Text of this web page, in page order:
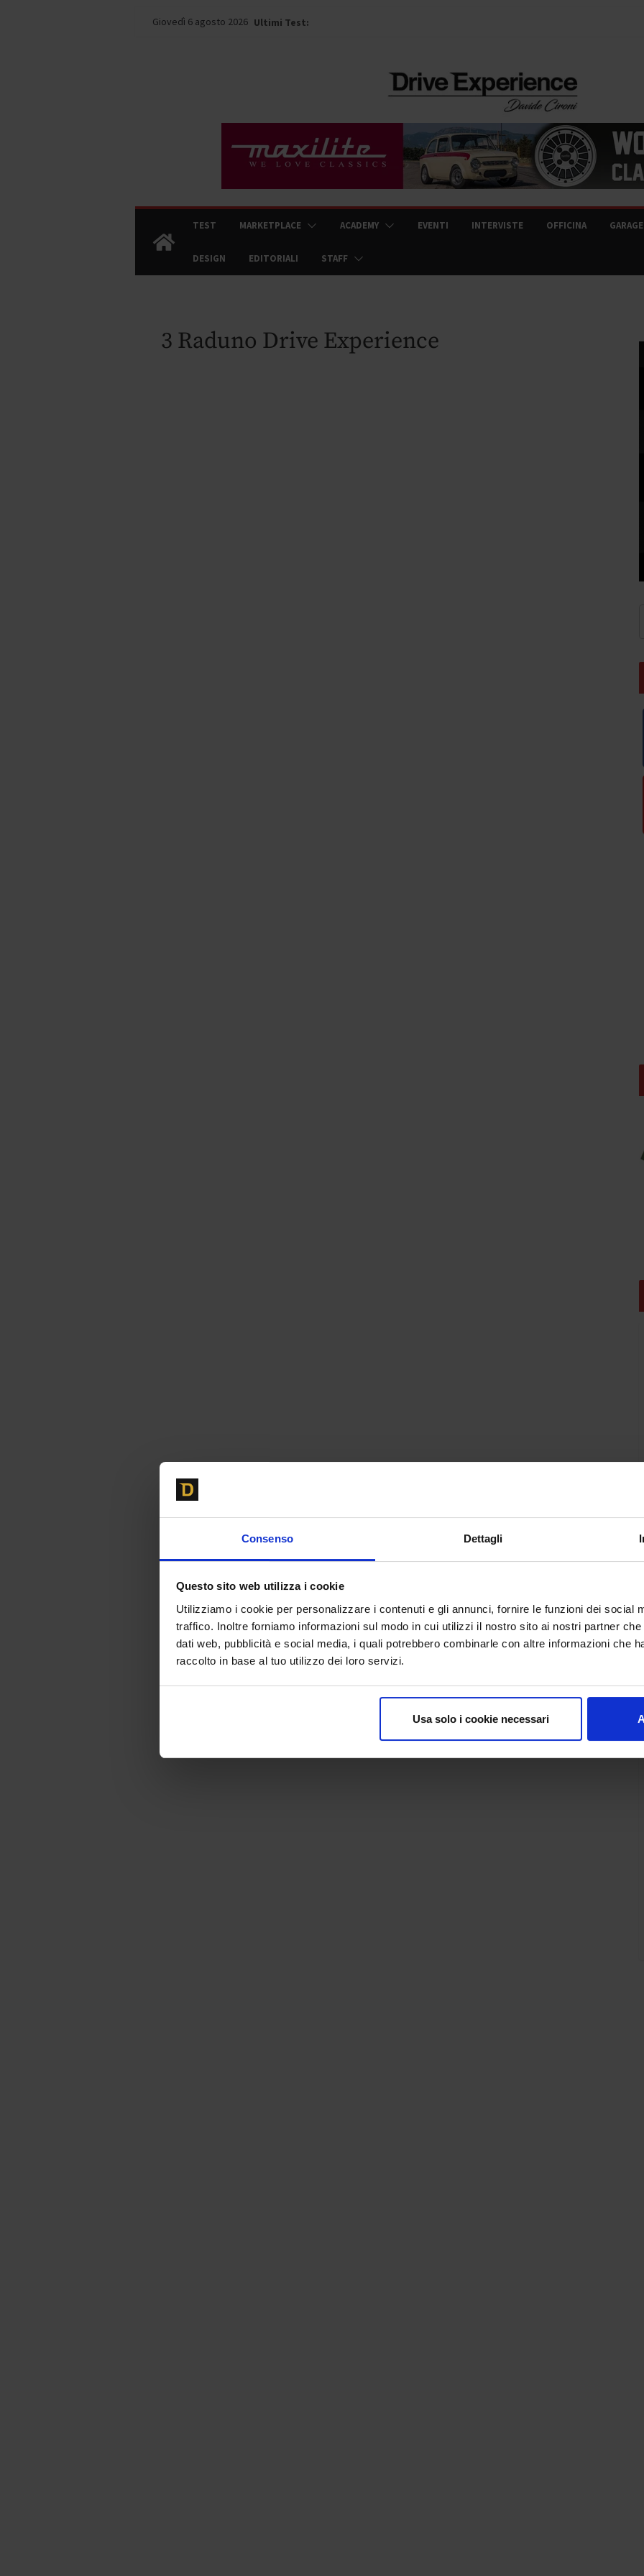
Consenso Dettagli
Questo sito web utilizza i cookie
Utilizziamo i cookie per personalizzare i contenuti e gli annunci, fornire le funzioni dei social
traffico. Inoltre forniamo informazioni sul modo in cui utilizzi il nostro sito ai nostri partner
dati web, pubblicità e social media, i quali potrebbero combinarle con altre informazioni che
raccolto in base al tuo utilizzo dei loro servizi.
Usa solo i cookie necessari
SaltaGiovedì 6 agosto 2026 Ultimi Test:
TEST MARKETPLACE ACADEMY EVENTI INTERVISTE OFFICINA
DESIGN EDITORIALI STAFF
3 Raduno Drive Experience